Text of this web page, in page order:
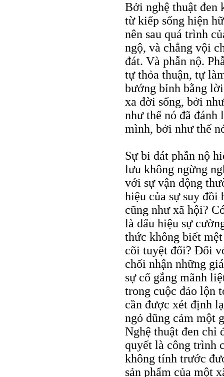
Bởi nghệ thuật đen
từ kiếp sống hiện
nên sau quá trình
ngộ, và chẳng vội
đát. Và phẫn nộ.
tự thỏa thuận, tự
bướng bỉnh bằng
xa đời sống, bởi
như thế nó đã đánh
mình, bởi như thế
Sự bi đát phẫn nộ
lưu không ngừng
với sự vận động
hiệu của sự suy đồi
cũng như xã hội?
là dấu hiệu sự
thức không biết
cõi tuyệt đối? Đối
chối nhận những
sự cố gắng mãnh
trong cuộc đảo lộn
cần được xét định
ngỏ dũng cảm một
Nghệ thuật đen chỉ
quyết là công trình
không tính trước
sản phẩm của một